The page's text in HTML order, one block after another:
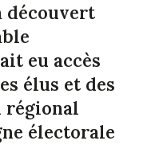
découvert
eu accès
élus et des
régional
électorale